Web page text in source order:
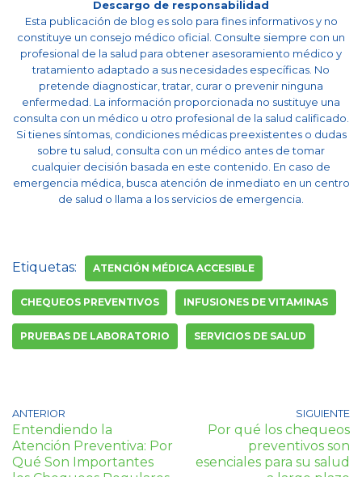
Descargo de responsabilidad
Esta publicación de blog es solo para fines informativos y no
constituye un consejo médico oficial. Consulte siempre con un
profesional de la salud para obtener asesoramiento médico y
tratamiento adaptado a sus necesidades específicas. No
pretende diagnosticar, tratar, curar o prevenir ninguna
enfermedad. La información proporcionada no sustituye una
consulta con un médico u otro profesional de la salud calificado.
Si tienes síntomas, condiciones médicas preexistentes o dudas
sobre tu salud, consulta con un médico antes de tomar
cualquier decisión basada en este contenido. En caso de
emergencia médica, busca atención de inmediato en un centro
de salud o llama a los servicios de emergencia.
Etiquetas: ATENCIÓN MÉDICA ACCESIBLE
CHEQUEOS PREVENTIVOS INFUSIONES DE VITAMINAS
PRUEBAS DE LABORATORIO SERVICIOS DE SALUD
ANTERIOR
Entendiendo la
Atención Preventiva: Por
Qué Son Importantes
SIGUIENTE
Por qué los chequeos
preventivos son
esenciales para su salud